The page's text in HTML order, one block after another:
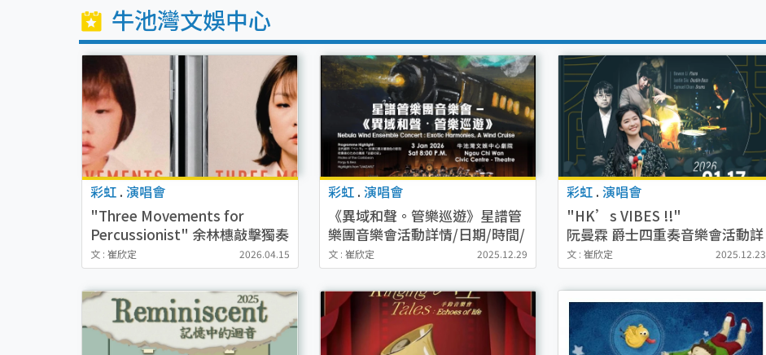
牛池灣文娛中心
彩虹 . 演唱會
"Three Movements for
Percussionist" 余林橞敲擊獨奏
音樂會活動詳情/日期/時間/地
點/票價一覽
文 : 崔欣定 2026.04.15
彩虹 .演唱會
《異域和聲。管樂巡遊》星譜管
樂團音樂會活動詳情/日期/時間/
地點/票價一覽
文 : 崔欣定 2025.12.29
彩虹 . 演唱會
"HK’s VIBES !!"
阮曼霖 爵士四重奏音樂會活動詳
情/日期/時間/地點/票價一覽
文 : 崔欣定 2025.12.23